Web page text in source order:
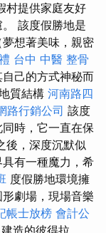
村提供家庭友好
該度假勝地是
想著美味，親密
台中 中醫 整骨
己的方式神秘而
質結構 河南路四
路行銷公司 該度
時，它一直在保
後，深度沉默似
有一種魔力，希
度假勝地環境擁
劇場，現場音樂
帳士放榜 會計公
造的彼得拉